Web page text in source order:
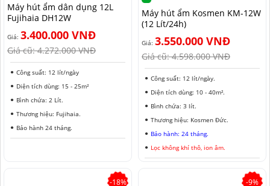
QUẢNG NAM
ĐỒNG THÁP
HÀ NAM
KIÊN GIANG
LÂM ĐỒNG
Máy hút ẩm dân dụng 12L
Fujihaia DH12W
Giá: 3.400.000 VNĐ
Giá cũ:4.272.000 VNĐ
Công suất: 12 lít/ngày
Diện tích dùng: 15 - 25m²
Bình chứa: 2 Lít.
Thương hiệu: Fujihaia.
Bảo hành 24 tháng.
Máy hút ẩm Kosmen KM-12W
(12 Lít/24h)
Giá: 3.550.000 VNĐ
Giá cũ:4.598.000 VNĐ
Công suất: 12 lít/ngày.
Diện tích dùng: 10 - 40m².
Bình chứa: 3 lít.
Thương hiệu: Kosmen Đức.
Bảo hành: 24 tháng.
Lọc không khí thô, ion âm.
-18% -9%